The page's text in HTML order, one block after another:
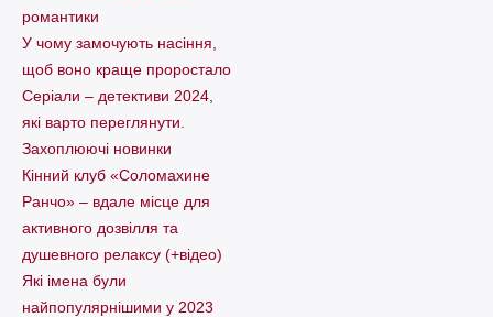
романтики
У чому замочують насіння,
щоб воно краще проростало
Серіали – детективи 2024,
які варто пеpеглянути.
Захоплюючі новинки
Кінний клуб «Соломахине
Ранчо» – вдале місце для
активного дозвілля та
душевного релаксу (+відео)
Які імена були
найпопулярнішими у 2023